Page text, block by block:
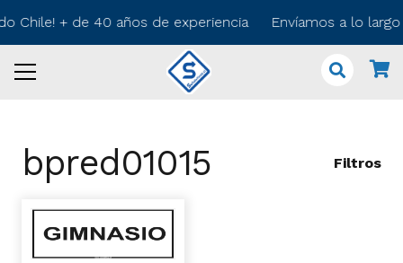
Chile! + de 40 años de experiencia Envíamos a lo
bpred01015 Filtros